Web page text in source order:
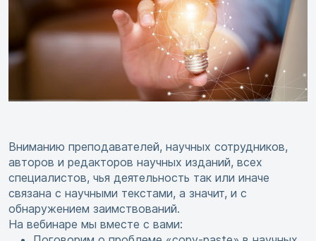
Вниманию преподавателей, научных сотрудников,
авторов и редакторов научных изданий, всех
специалистов, чья деятельность так или иначе
связана с научными текстами, а значит, и с
обнаружением заимствований.
На вебинаре мы вместе с вами: